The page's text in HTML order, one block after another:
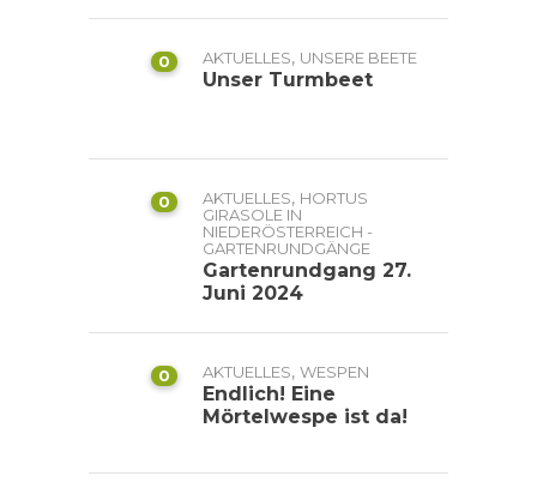
0 AKTUELLES, UNSERE BEETE
Unser Turmbeet
0 AKTUELLES, HORTUS
GIRASOLE IN
NIEDERÖSTERREICH -
GARTENRUNDGÄNGE
Gartenrundgang 27.
Juni 2024
0 AKTUELLES, WESPEN
Endlich! Eine
Mörtelwespe ist da!